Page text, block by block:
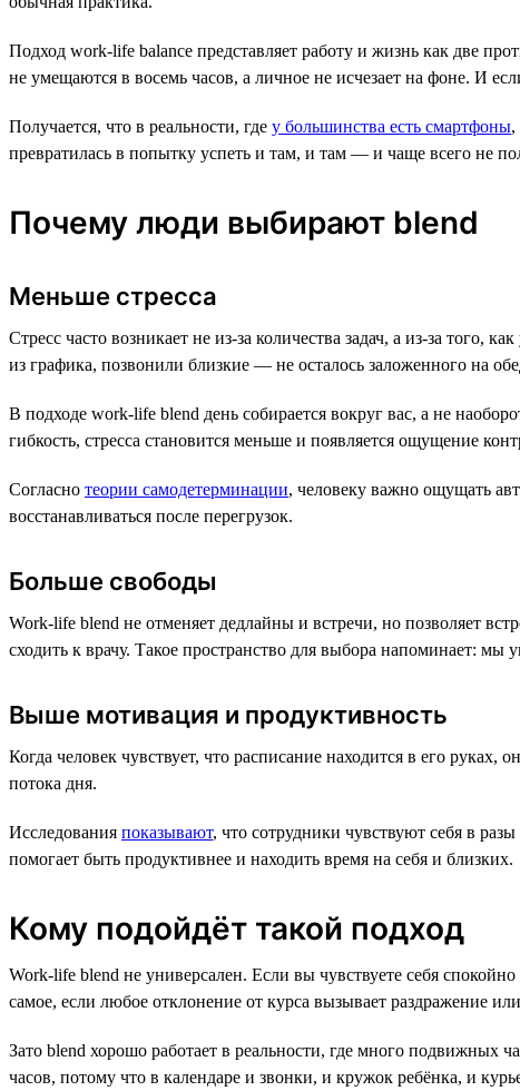
Подход work-life balance представляет работу и жизнь как две
не умещаются в восемь часов, а личное не исчезает на фоне. И
Получается, что в реальности, где у большинства есть смартфоны,
превратилась в попытку успеть и там, и там — и чаще всего не
Почему люди выбирают blend
Меньше стресса
Стресс часто возникает не из-за количества задач, а из-за
из графика, позвонили близкие — не осталось заложенного на
В подходе work-life blend день собирается вокруг вас, а не
гибкость, стресса становится меньше и появляется ощущение
Согласно теории самодетерминации, человеку важно ощущать
восстанавливаться после перегрузок.
Больше свободы
Work-life blend не отменяет дедлайны и встречи, но позволяет
сходить к врачу. Такое пространство для выбора напоминает:
Выше мотивация и продуктивность
Когда человек чувствует, что расписание находится в его руках,
потока дня.
Исследования показывают, что сотрудники чувствуют себя в
помогает быть продуктивнее и находить время на себя и близких.
Кому подойдёт такой подход
Work-life blend не универсален. Если вы чувствуете себя
самое, если любое отклонение от курса вызывает раздражение
Зато blend хорошо работает в реальности, где много подвижных
часов, потому что в календаре и звонки, и кружок ребёнка, и